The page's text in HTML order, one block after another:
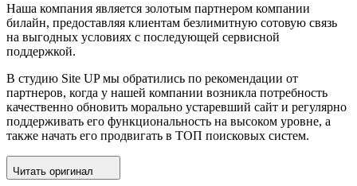
Наша компания является золотым партнером компании
билайн, предоставляя клиентам безлимитную сотовую связь
на выгодных условиях с последующей сервисной
поддержкой.
В студию Site UP мы обратились по рекомендации от
партнеров, когда у нашей компании возникла потребность
качественно обновить морально устаревший сайт и регулярно
поддерживать его функциональность на высоком уровне, а
также начать его продвигать в ТОП поисковых систем.
Читать оригинал